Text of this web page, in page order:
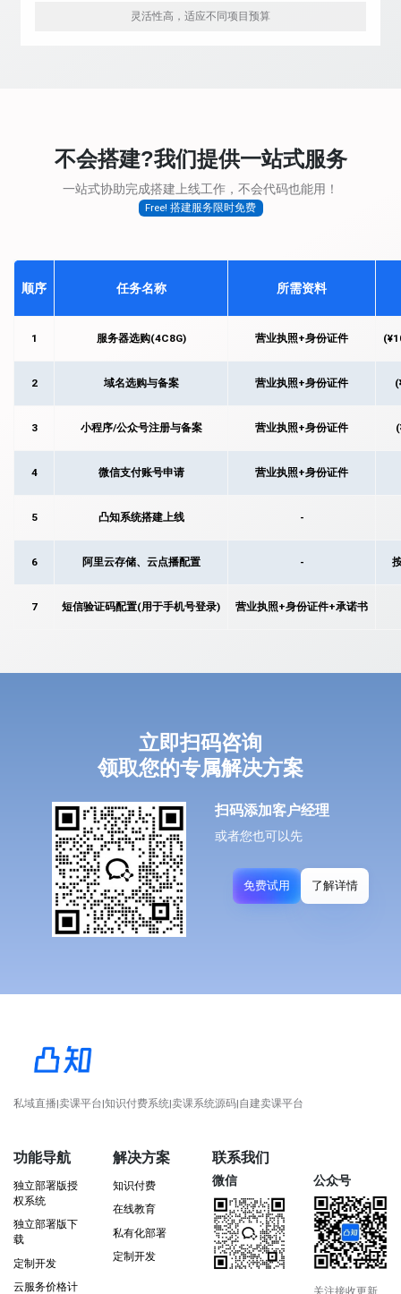
灵活性高，适应不同项目预算
不会搭建?我们提供一站式服务
一站式协助完成搭建上线工作，不会代码也能用！
Free! 搭建服务限时免费
顺序 任务名称 所需资料
1 服务器选购(4C8G) 营业执照+身份证件
2 域名选购与备案 营业执照+身份证件
3 小程序/公众号注册与备案 营业执照+身份证件
4 微信支付账号申请 营业执照+身份证件
5 凸知系统搭建上线 -
6 阿里云存储、云点播配置 -
7 短信验证码配置(用于手机号登录) 营业执照+身份证件+承诺书
立即扫码咨询
领取您的专属解决方案
扫码添加客户经理
或者您也可以先
免费试用 了解详情
私域直播|卖课平台|知识付费系统|卖课系统源码|自建卖课平台
功能导航
独立部署版授
权系统
独立部署版下
载
定制开发
云服务价格计
解决方案
知识付费
在线教育
私有化部署
定制开发
联系我们
微信 公众号
关注接收更新